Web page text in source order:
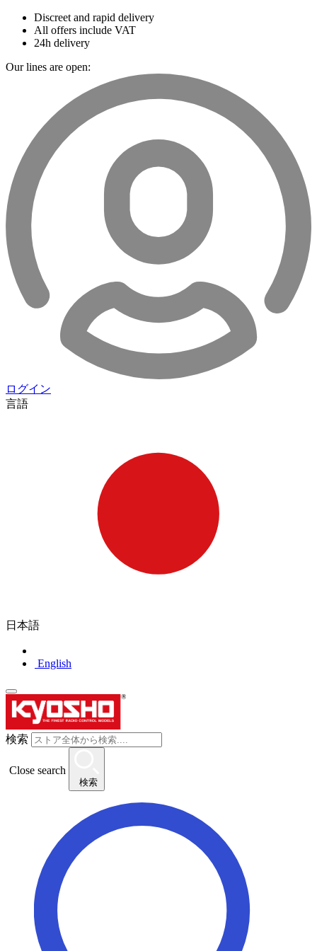
Discreet and rapid delivery
All offers include VAT
24h delivery
Our lines are open:
ログイン
言語
日本語
English
検索
Close search
検索